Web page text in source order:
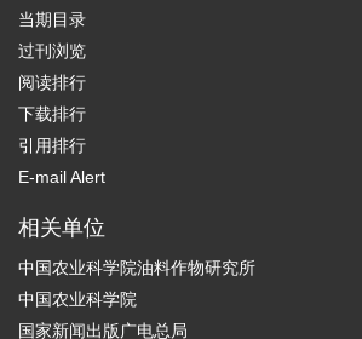
当期目录
过刊浏览
阅读排行
下载排行
引用排行
E-mail Alert
相关单位
中国农业科学院油料作物研究所
中国农业科学院
国家新闻出版广电总局